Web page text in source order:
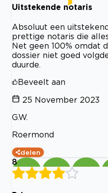
Uitstekende notaris
Absoluut een
prettige notaris die
Net geen 100% omdat
dossier niet goed
duurde.
Beveelt aan
25 November 2023
G.W.
Roermond
delen
8